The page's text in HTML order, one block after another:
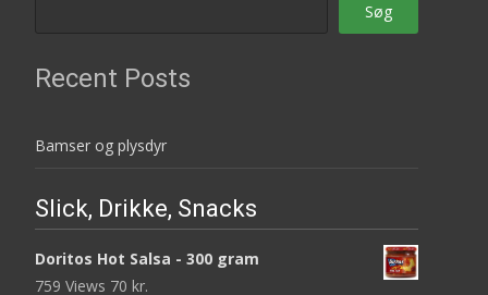
Søg
Recent Posts
Bamser og plysdyr
Slick, Drikke, Snacks
Doritos Hot Salsa - 300 gram
759 Views 70 kr.